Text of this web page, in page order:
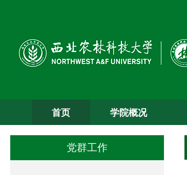
首页 学院概况
党群工作